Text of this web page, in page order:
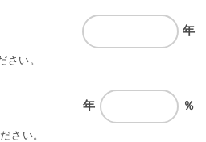
年
さい。
年 ％
さい。